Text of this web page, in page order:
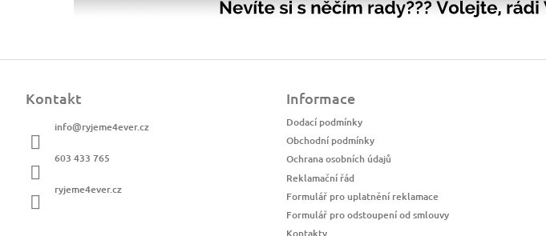
Kontakt
info@ryjeme4ever.cz
603 433 765
ryjeme4ever.cz
Informace
Dodací podmínky
Obchodní podmínky
Ochrana osobních údajů
Reklamační řád
Formulář pro uplatnění reklamace
Formulář pro odstoupení od smlouvy